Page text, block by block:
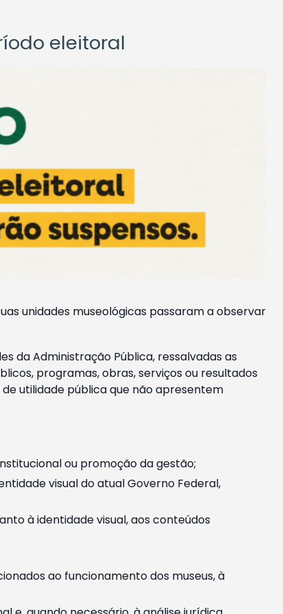
eleitoral
unidades museológicas passaram a observar
da Administração Pública, ressalvadas as
programas, obras, serviços ou resultados
utilidade pública que não apresentem
ou promoção da gestão;
visual do atual Governo Federal,
à identidade visual, aos conteúdos
ao funcionamento dos museus, à